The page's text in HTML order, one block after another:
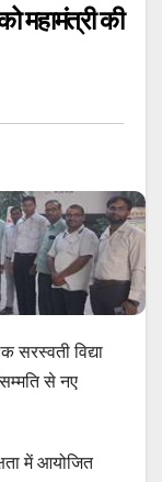
महामंत्री की
सरस्वती विद्या
से नए
में आयोजित